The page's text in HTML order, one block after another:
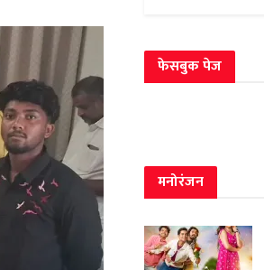
फेसबुक पेज
मनोरंजन